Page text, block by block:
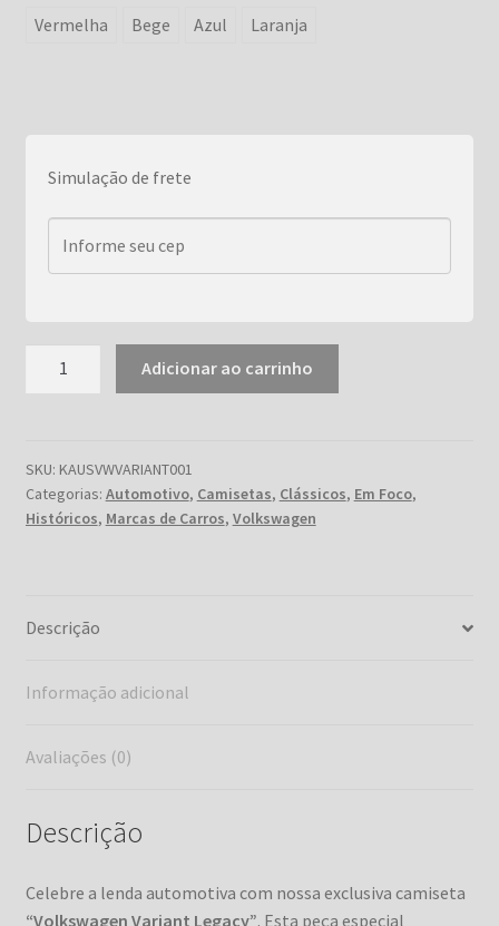
Vermelha
Bege Azul Laranja
Simulação de frete
Adicionar ao carrinho
SKU: KAUSVWVARIANT001
Categorias: Automotivo, Camisetas, Clássicos, Em Foco,
Históricos, Marcas de Carros, Volkswagen
Descrição
Informação adicional
Avaliações (0)
Descrição
Celebre a lenda automotiva com nossa exclusiva camiseta
“Volkswagen Variant Legacy”. Esta peça especial